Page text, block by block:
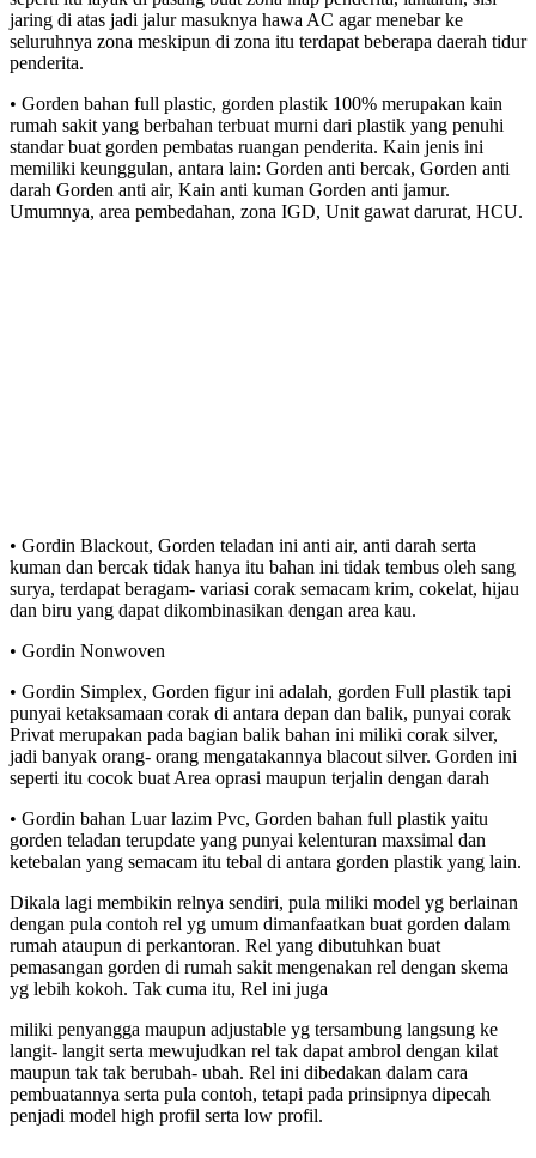
jaring di atas jadi jalur masuknya hawa AC agar menebar ke
seluruhnya zona meskipun di zona itu terdapat beberapa daerah tidur
penderita.
• Gorden bahan full plastic, gorden plastik 100% merupakan kain
rumah sakit yang berbahan terbuat murni dari plastik yang penuhi
standar buat gorden pembatas ruangan penderita. Kain jenis ini
memiliki keunggulan, antara lain: Gorden anti bercak, Gorden anti
darah Gorden anti air, Kain anti kuman Gorden anti jamur.
Umumnya, area pembedahan, zona IGD, Unit gawat darurat, HCU.
• Gordin Blackout, Gorden teladan ini anti air, anti darah serta
kuman dan bercak tidak hanya itu bahan ini tidak tembus oleh sang
surya, terdapat beragam- variasi corak semacam krim, cokelat, hijau
dan biru yang dapat dikombinasikan dengan area kau.
• Gordin Nonwoven
• Gordin Simplex, Gorden figur ini adalah, gorden Full plastik tapi
punyai ketaksamaan corak di antara depan dan balik, punyai corak
Privat merupakan pada bagian balik bahan ini miliki corak silver,
jadi banyak orang- orang mengatakannya blacout silver. Gorden ini
seperti itu cocok buat Area oprasi maupun terjalin dengan darah
• Gordin bahan Luar lazim Pvc, Gorden bahan full plastik yaitu
gorden teladan terupdate yang punyai kelenturan maxsimal dan
ketebalan yang semacam itu tebal di antara gorden plastik yang lain.
Dikala lagi membikin relnya sendiri, pula miliki model yg berlainan
dengan pula contoh rel yg umum dimanfaatkan buat gorden dalam
rumah ataupun di perkantoran. Rel yang dibutuhkan buat
pemasangan gorden di rumah sakit mengenakan rel dengan skema
yg lebih kokoh. Tak cuma itu, Rel ini juga
miliki penyangga maupun adjustable yg tersambung langsung ke
langit- langit serta mewujudkan rel tak dapat ambrol dengan kilat
maupun tak tak berubah- ubah. Rel ini dibedakan dalam cara
pembuatannya serta pula contoh, tetapi pada prinsipnya dipecah
penjadi model high profil serta low profil.